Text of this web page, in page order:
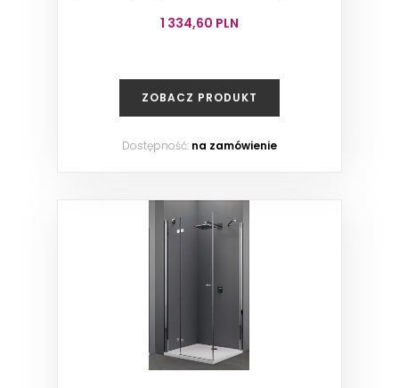
1 334,60 PLN
ZOBACZ PRODUKT
Dostępność: na zamówienie